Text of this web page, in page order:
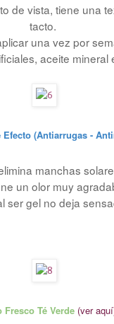
de vista, tiene una
tacto.
una vez por
aceite
(Antiarrugas -
manchas
un olor muy
ser gel no deja
Fresco Té Verde (ver